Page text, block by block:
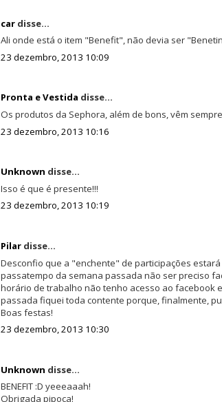
cardisse...
Ali onde está o item "Benefit", não devia ser
23 dezembro, 2013 10:09
Pronta e Vestida disse...
Os produtos da Sephora, além de bons, vêm
23 dezembro, 2013 10:16
Unknown disse...
Isso é que é presente!!!
23 dezembro, 2013 10:19
Pilardisse...
Desconfio que a "enchente" de participações
passatempo da semana passada não ser preciso
horário de trabalho não tenho acesso ao facebook
passada fiquei toda contente porque, finalmente,
Boas festas!
23 dezembro, 2013 10:30
Unknown disse...
BENEFIT :D yeeeaaah!
Obrigada pipoca!